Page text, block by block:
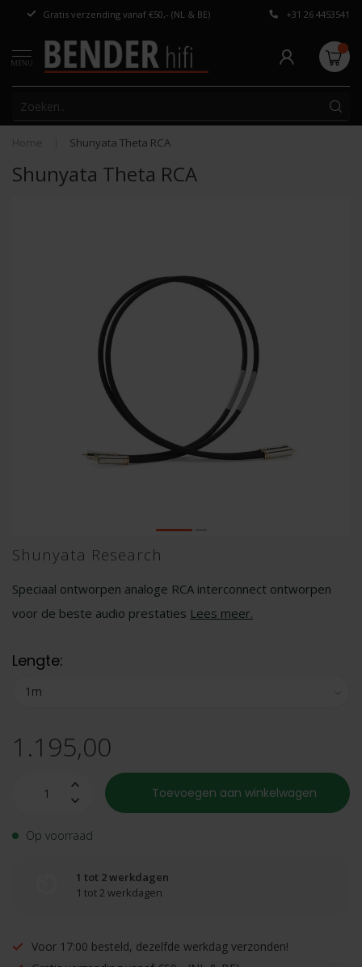
Gratis verzending vanaf €50,- (NL & BE) Persoonlijk
+31 26 4453541
MENU
Home Shunyata Theta RCA
Shunyata Theta RCA
Shunyata Research
Speciaal ontworpen analoge RCA interconnect ontworpen
voor de beste audio prestaties Lees meer.
Lengte:
1.195,00
Toevoegen aan winkelwagen
Op voorraad
1 tot 2 werkdagen
1 tot 2 werkdagen
Voor 17:00 besteld, dezelfde werkdag verzonden!